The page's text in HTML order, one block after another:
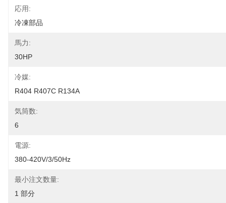
応用:
冷凍部品
馬力:
30HP
冷媒:
R404 R407C R134A
気筒数:
6
電源:
380-420V/3/50Hz
最小注文数量:
1 部分